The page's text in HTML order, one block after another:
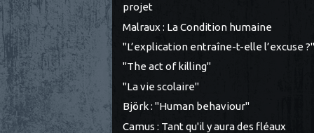
projet
Malraux : La Condition humaine
"L’explication entraîne-t-elle l’excuse ?"
"The act of killing"
"La vie scolaire"
Björk : "Human behaviour"
Camus : Tant qu'il y aura des fléaux